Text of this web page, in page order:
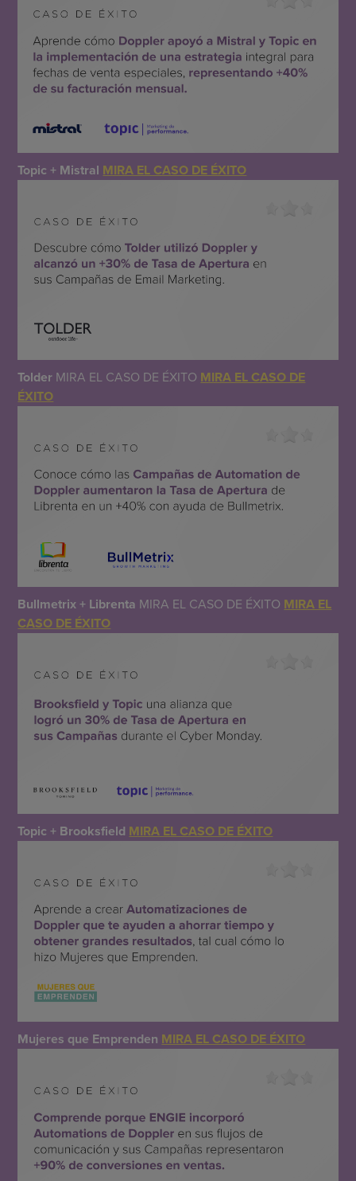
Topic + Mistral MIRA EL CASO DE ÉXITO
Tolder MIRA EL CASO DE ÉXITO MIRA EL CASO DE
ÉXITO
Bullmetrix + Librenta MIRA EL CASO DE ÉXITO MIRA EL
CASO DE ÉXITO
Topic + Brooksfield MIRA EL CASO DE ÉXITO
Mujeres que Emprenden MIRA EL CASO DE ÉXITO